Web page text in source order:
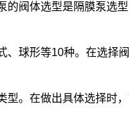
阀体选型是隔膜泵选型
、球形等10种。在选择
型。在做出具体选择时